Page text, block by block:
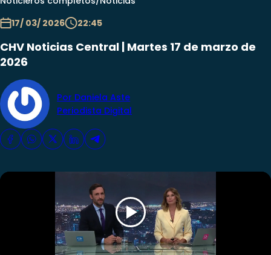
17/ 03/ 2026
22:45
CHV Noticias Central | Martes 17 de marzo de
2026
Por Daniela Aste
Periodista Digital